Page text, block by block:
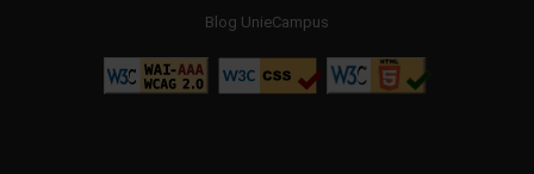
Blog UnieCampus